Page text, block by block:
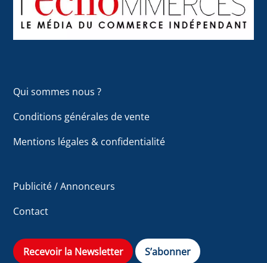
Top
Qui sommes nous ?
Conditions générales de vente
Mentions légales & confidentialité
Publicité / Annonceurs
Contact
Recevoir la Newsletter S’abonner